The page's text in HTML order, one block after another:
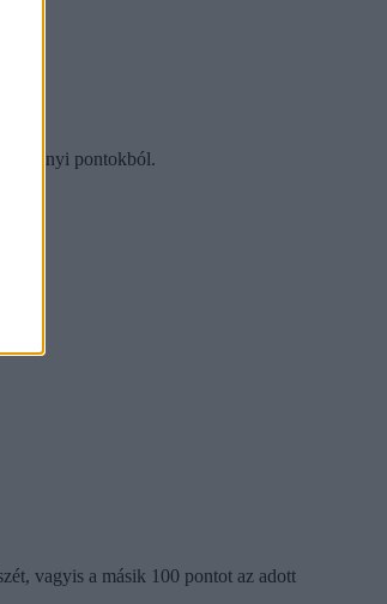
pontokból.
vagyis a másik 100 pontot az adott